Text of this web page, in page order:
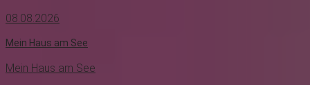
08.08.2026
Mein Haus am See
Mein Haus am See